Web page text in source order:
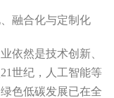
融合化与定制化
依然是技术创新、
世纪，人工智能等
色低碳发展已在全